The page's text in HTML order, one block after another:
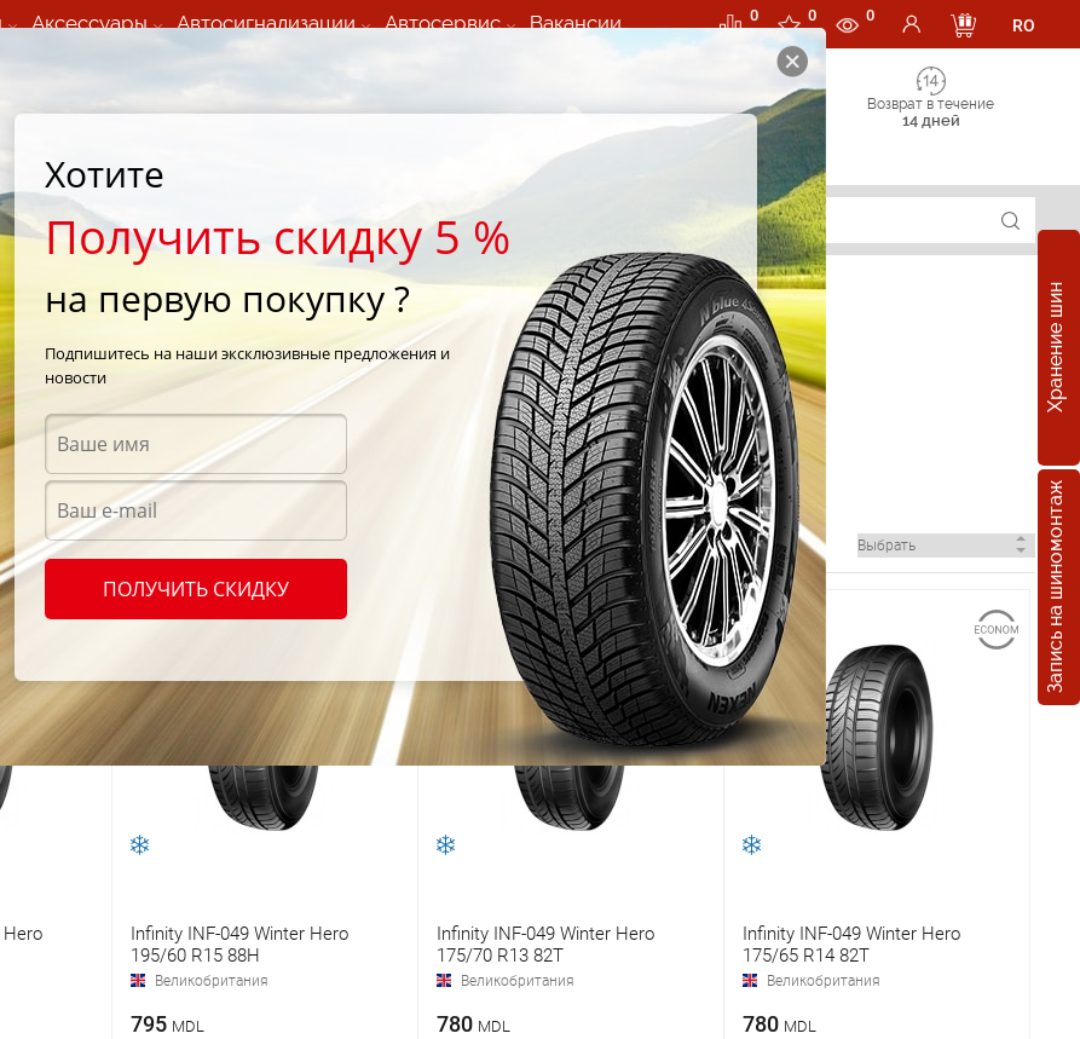
Аксессуары Автосигнализации Автосервис Вакансии 0 0 0
RO
по всем
(Пн-Пт) с 9:00 - 19:00
Возврат в течение
14 дней
Хранение шин
Запись на шиномонтаж
Infinity в
Hero
Infinity INF-049 Winter Hero
195/60 R15 88H
Великобритания
795 MDL
Infinity INF-049 Winter Hero
175/70 R13 82T
Великобритания
780 MDL
Infinity INF-049 Winter Hero
175/65 R14 82T
Великобритания
780 MDL
Хотите
Получить скидку 5 %
на первую покупку ?
Подпишитесь на наши эксклюзивные предложения и
новости
ПОЛУЧИТЬ СКИДКУ